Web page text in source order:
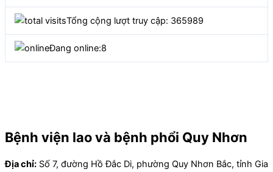
Tổng cộng lượt truy cập: 365989
Đang online:8
Bệnh viện lao và bệnh phổi Quy Nhơn
Địa chỉ: Số 7, đường Hồ Đắc Di, phường Quy Nhơn Bắc, tỉnh Gia